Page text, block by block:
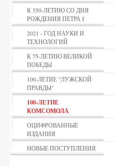
К 350-ЛЕТИЮ СО ДНЯ
РОЖДЕНИЯ ПЕТРА I
2021 - ГОД НАУКИ И
ТЕХНОЛОГИЙ
К 75-ЛЕТИЮ ВЕЛИКОЙ
ПОБЕДЫ
100-ЛЕТИЕ "ЛУЖСКОЙ
ПРАВДЫ"
100-ЛЕТИЕ
КОМСОМОЛА
ОЦИФРОВАННЫЕ
ИЗДАНИЯ
НОВЫЕ ПОСТУПЛЕНИЯ